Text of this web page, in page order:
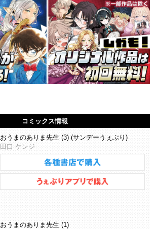
コミックス情報
おうまのありま先生 (3) (サンデーうぇぶり)
田口 ケンジ
おうまのありま先生 (1)